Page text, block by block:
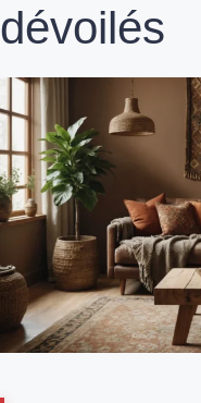
dévoilés